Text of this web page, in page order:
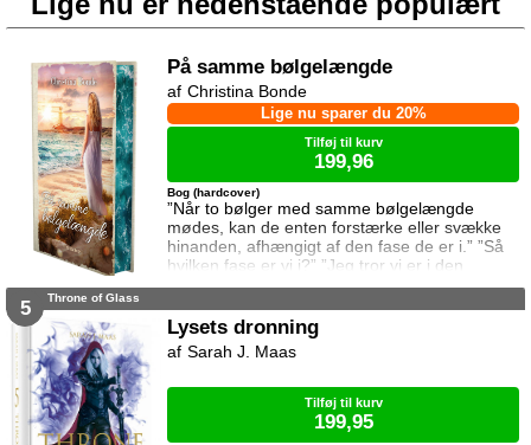
På samme bølgelængde
”Når to bølger med samme bølgelængde
mødes, kan de enten forstærke eller svække
hinanden, afhængigt af den fase de er i.” ”Så
hvilken fase er vi i?” ”Jeg tror vi er i den
samme fase.” To ting er vigtige for Elina da
sætte sin afdøde fars hus til salg. Salget skal
gå hurtigt, og hendes ophold skal være kort.
Elina har ikke besøgt byen siden hendes far
Bog (hardcover)
Lige nu sparer du 20%
Christina Bonde
Tilføj til kurv
199,96
5 Throne of Glass
Lysets dronning
Sarah J. Maas
Tilføj til kurv
199,95